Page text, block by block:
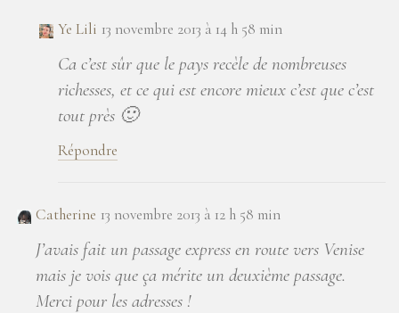
Ye Lili 13 novembre 2013 à 14 h 58 min
Ca c’est sûr que le pays recèle de nombreuses
richesses, et ce qui est encore mieux c’est que c’est
tout près 🙂
Répondre
Catherine 13 novembre 2013 à 12 h 58 min
J’avais fait un passage express en route vers Venise
mais je vois que ça mérite un deuxième passage.
Merci pour les adresses !